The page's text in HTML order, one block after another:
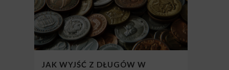
JAK WYJŚĆ Z DŁUGÓW W